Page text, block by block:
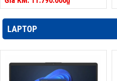
gốc
là:
12.599.000₫.
Giá
hiện
tại
là:
LAPTOP